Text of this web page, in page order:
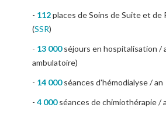
- 112places de Soins de Suite et de
(SSR)
- 13 000séjours en hospitalisation /
ambulatoire)
- 14 000séances d'hémodialyse / an
- 4 000séances de chimiothérapie /